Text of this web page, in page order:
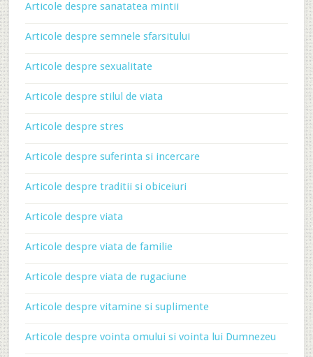
Articole despre sanatatea mintii
Articole despre semnele sfarsitului
Articole despre sexualitate
Articole despre stilul de viata
Articole despre stres
Articole despre suferinta si incercare
Articole despre traditii si obiceiuri
Articole despre viata
Articole despre viata de familie
Articole despre viata de rugaciune
Articole despre vitamine si suplimente
Articole despre vointa omului si vointa lui Dumnezeu